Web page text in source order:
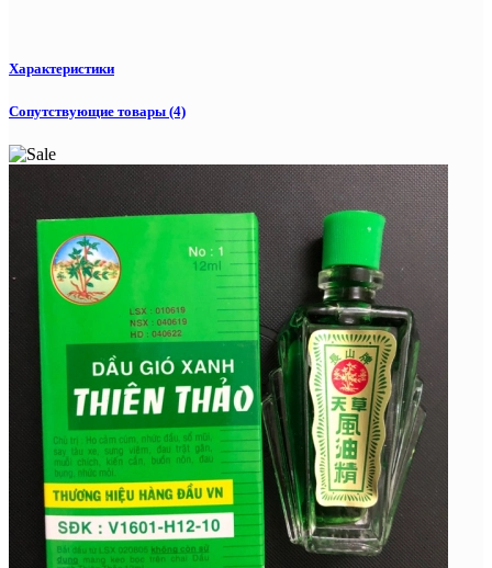
Характеристики
Сопутствующие товары (4)